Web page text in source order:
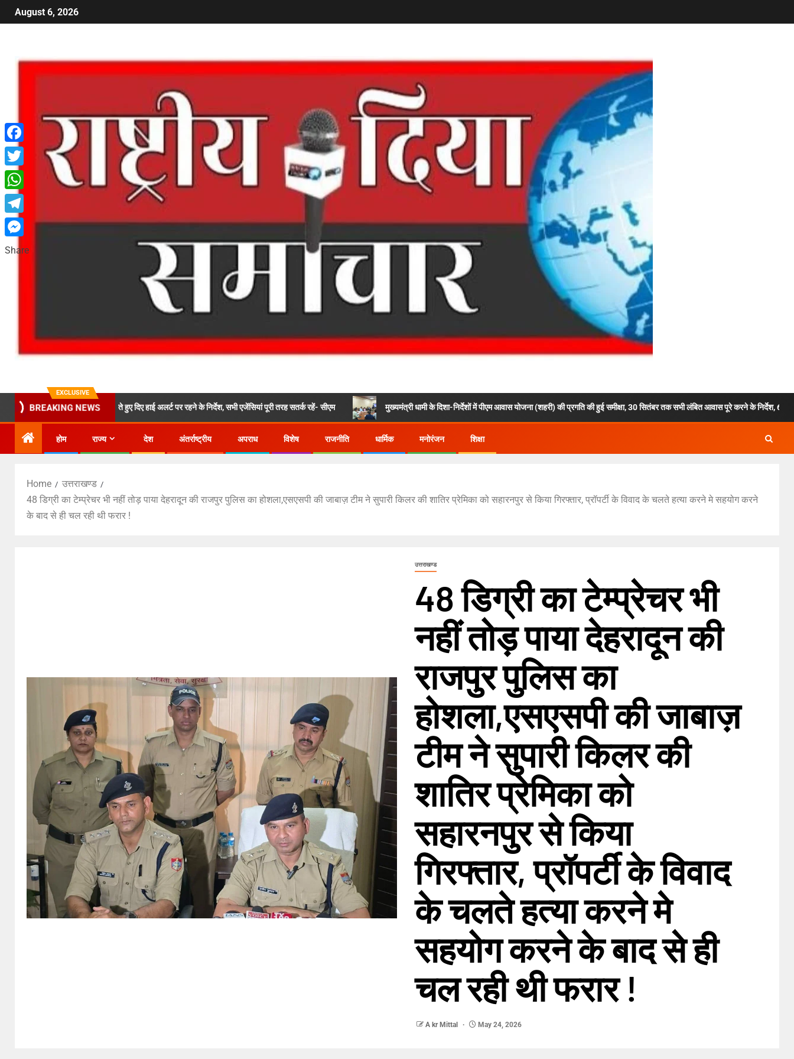
August 6, 2026
EXCLUSIVE
BREAKING NEWS
ने भारी वर्षा को देखते हुए दिए हाई अलर्ट पर रहने के निर्देश, सभी एजेंसियां पूरी तरह सतर्क रहें- सीएम मुख्यमंत्री धामी के दिशा-निर्देशों में पीएम आवास योजना (शहरी) की प्रगति की हुई समीक्षा, 30 सितंबर तक सभी लंबित आवास पूरे करने के निर्देश, 6,464 आवासों का
होम राज्य देश अंतर्राष्ट्रीय अपराध विशेष राजनीति धार्मिक मनोरंजन शिक्षा
Home
उत्तराखण्ड
48 डिग्री का टेम्प्रेचर भी नहीं तोड़ पाया देहरादून की राजपुर पुलिस का होशला,एसएसपी की जाबाज़ टीम ने सुपारी किलर की शातिर प्रेमिका को सहारनपुर से किया गिरफ्तार, प्रॉपर्टी के विवाद के चलते हत्या करने मे सहयोग करने
के बाद से ही चल रही थी फरार !
उत्तराखण्ड
48 डिग्री का टेम्प्रेचर भी
नहीं तोड़ पाया देहरादून की
राजपुर पुलिस का
होशला,एसएसपी की जाबाज़
टीम ने सुपारी किलर की
शातिर प्रेमिका को
सहारनपुर से किया
गिरफ्तार, प्रॉपर्टी के विवाद
के चलते हत्या करने मे
सहयोग करने के बाद से ही
चल रही थी फरार !
A kr Mittal May 24, 2026
Facebook
Twitter
WhatsApp
Telegram
Messenger
Share